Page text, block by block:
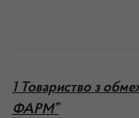
1 Товариство з
ФАРМ”